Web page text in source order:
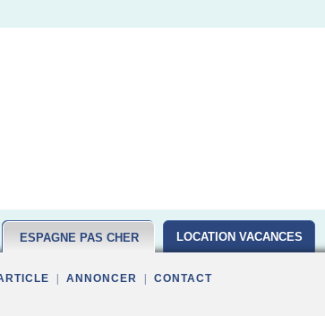
ESPAGNE PAS CHER LOCATION VACANCES
ANNONCER CONTACT